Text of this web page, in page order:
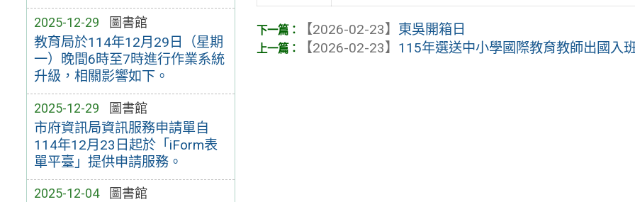
2025-12-29 圖書館
教育局於114年12月29日（星期
一）晚間6時至7時進行作業系統
升級，相關影響如下。
2025-12-29 圖書館
市府資訊局資訊服務申請單自
114年12月23日起於「iForm表
單平臺」提供申請服務。
2025-12-04 圖書館
【2026-02-23】 東吳開箱日
【2026-02-23】 115年選送中小學國際教育教師出國入